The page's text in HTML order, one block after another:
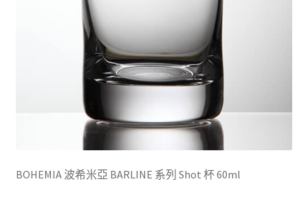
BOHEMIA 波希米亞 BARLINE 系列 Shot 杯 60ml